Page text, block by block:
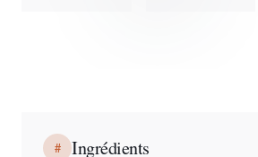
# Ingrédients